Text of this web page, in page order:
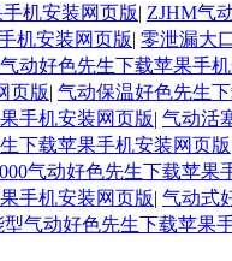
机安装网页版| ZJHM气
机安装网页版| 零泄漏大
动好色先生下载苹果手
页版| 气动保温好色先生
手机安装网页版| 气动活
下载苹果手机安装网页版
气动好色先生下载苹果
手机安装网页版| 气动式
型气动好色先生下载苹果